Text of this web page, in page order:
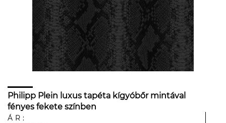
Philipp Plein luxus tapéta kígyóbőr mintával
fényes fekete színben
ÁR: